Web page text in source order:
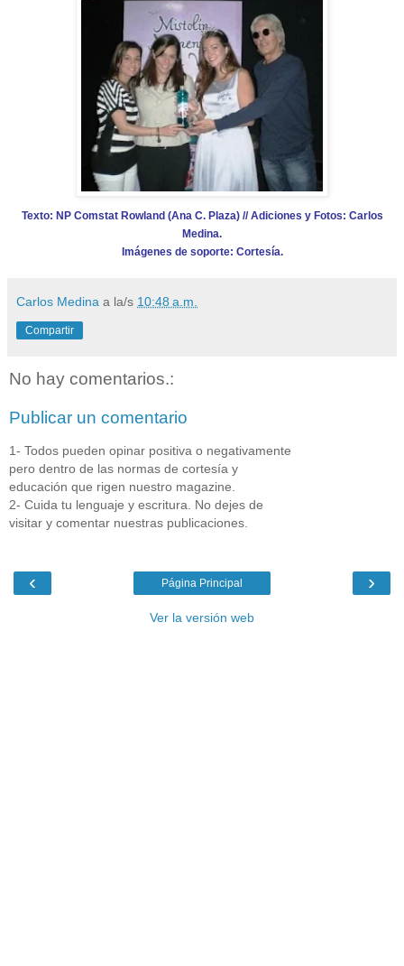
Texto: NPComstat Rowland (Ana C. Plaza) // Adiciones y Fotos: Carlos
Medina.
Imágenes de soporte: Cortesía.
Carlos Medina a la/s 10:48 a.m.
Compartir
No hay comentarios.:
Publicar un comentario
1- Todos pueden opinar positiva o negativamente
pero dentro de las normas de cortesía y
educación que rigen nuestro magazine.
2- Cuida tu lenguaje y escritura. No dejes de
visitar y comentar nuestras publicaciones.
‹ ›
Página Principal
Ver la versión web